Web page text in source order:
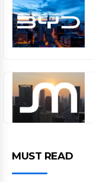
MUST READ